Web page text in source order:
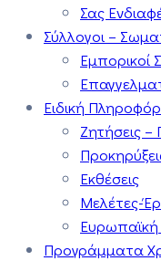
Σας
Σύλλογοι –
Εμπορικοί
Ειδική
Ζητήσεις
Εκθέσεις
Μελέτες-
Προγράμματα